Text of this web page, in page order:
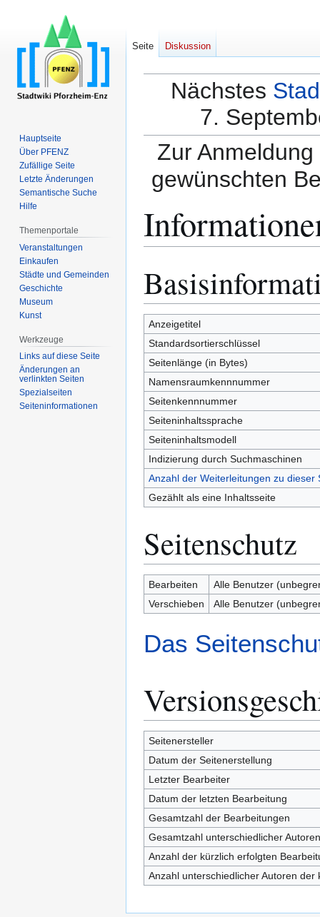
Nächstes
7.
Zur
gewünschten
Navigation
Suche
Anzeigetitel
Standardsortierschlüssel
Seitenlänge (in Bytes)
Namensraumkennnummer
Seitenkennnummer
Seiteninhaltssprache
Seiteninhaltsmodell
Indizierung durch Suchmaschinen
Anzahl der Weiterleitungen zu dieser
Gezählt als eine Inhaltsseite
Seitenschutz
Bearbeiten
Alle Benutzer
Verschieben
Alle Benutzer
Das
Seitenersteller
Datum der Seitenerstellung
Letzter Bearbeiter
Datum der letzten Bearbeitung
Gesamtzahl der Bearbeitungen
Gesamtzahl unterschiedlicher Autoren
Anzahl der kürzlich erfolgten
Anzahl unterschiedlicher Autoren
Seite Diskussion
Hauptseite
Über PFENZ
Zufällige Seite
Letzte Änderungen
Semantische Suche
Hilfe
Themenportale
Veranstaltungen
Einkaufen
Städte und Gemeinden
Geschichte
Museum
Kunst
Werkzeuge
Links auf diese Seite
Änderungen an
verlinkten Seiten
Spezialseiten
Seiten­­informationen